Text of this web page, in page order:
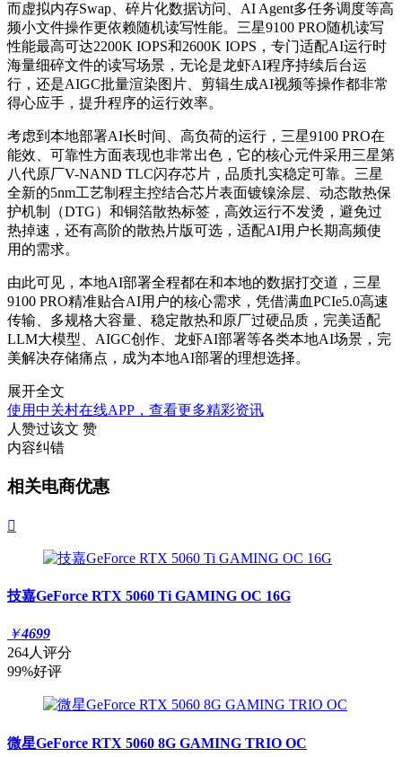
而虚拟内存Swap、碎片化数据访问、AI Agent多任务调度等高
频小文件操作更依赖随机读写性能。三星9100 PRO随机读写
性能最高可达2200K IOPS和2600K IOPS，专门适配AI运行时
海量细碎文件的读写场景，无论是龙虾AI程序持续后台运
行，还是AIGC批量渲染图片、剪辑生成AI视频等操作都非常
得心应手，提升程序的运行效率。
考虑到本地部署AI长时间、高负荷的运行，三星9100 PRO在
能效、可靠性方面表现也非常出色，它的核心元件采用三星第
八代原厂V-NAND TLC闪存芯片，品质扎实稳定可靠。三星
全新的5nm工艺制程主控结合芯片表面镀镍涂层、动态散热保
护机制（DTG）和铜箔散热标签，高效运行不发烫，避免过
热掉速，还有高阶的散热片版可选，适配AI用户长期高频使
用的需求。
由此可见，本地AI部署全程都在和本地的数据打交道，三星
9100 PRO精准贴合AI用户的核心需求，凭借满血PCIe5.0高速
传输、多规格大容量、稳定散热和原厂过硬品质，完美适配
LLM大模型、AIGC创作、龙虾AI部署等各类本地AI场景，完
美解决存储痛点，成为本地AI部署的理想选择。
展开全文
使用中关村在线APP，查看更多精彩资讯
人赞过该文 赞
内容纠错
相关电商优惠

技嘉GeForce RTX 5060 Ti GAMING OC 16G
￥4699
264人评分
99%好评
微星GeForce RTX 5060 8G GAMING TRIO OC